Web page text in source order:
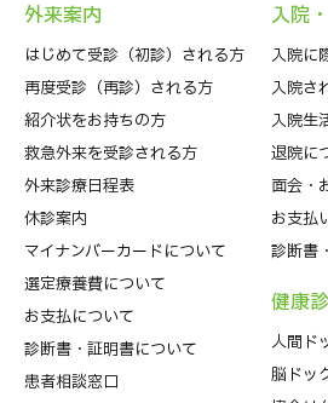
外来案内
はじめて受診（初診）される⽅
再度受診（再診）される方
紹介状をお持ちの⽅
救急外来を受診される⽅
外来診療⽇程表
休診案内
マイナンバーカードについて
選定療養費について
お支払について
診断書・証明書について
患者相談窓口
⼊院
入院に
入院さ
入院生
退院に
⾯会・
お支払
診断書
健康
人間ド
脳ドッ